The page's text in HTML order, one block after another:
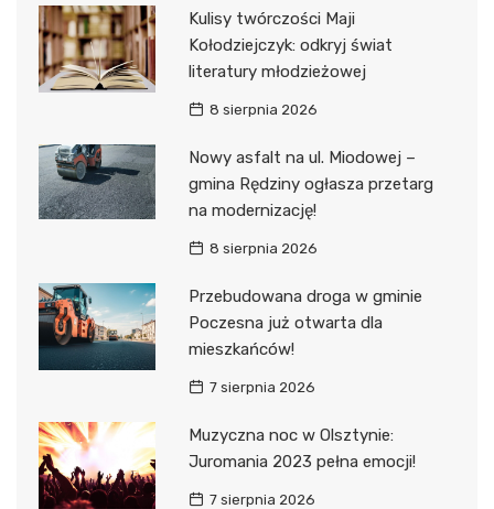
Kulisy twórczości Maji
Kołodziejczyk: odkryj świat
literatury młodzieżowej
8 sierpnia 2026
Nowy asfalt na ul. Miodowej –
gmina Rędziny ogłasza przetarg
na modernizację!
8 sierpnia 2026
Przebudowana droga w gminie
Poczesna już otwarta dla
mieszkańców!
7 sierpnia 2026
Muzyczna noc w Olsztynie:
Juromania 2023 pełna emocji!
7 sierpnia 2026